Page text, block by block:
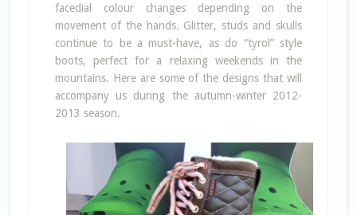
facedial colour changes depending on the
movement of the hands. Glitter, studs and skulls
continue to be a must-have, as do “tyrol” style
boots, perfect for a relaxing weekends in the
mountains. Here are some of the designs that will
accompany us during the autumn-winter 2012-
2013 season.